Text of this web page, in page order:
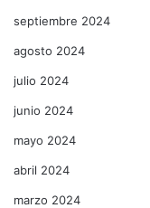
septiembre 2024
agosto 2024
julio 2024
junio 2024
mayo 2024
abril 2024
marzo 2024